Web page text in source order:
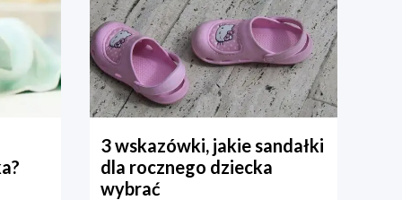
3 wskazówki, jakie sandałki
dla rocznego dziecka
wybrać